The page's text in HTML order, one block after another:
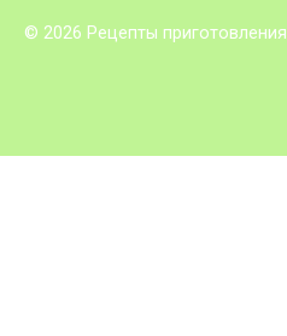
© 2026 Рецепты приготовления